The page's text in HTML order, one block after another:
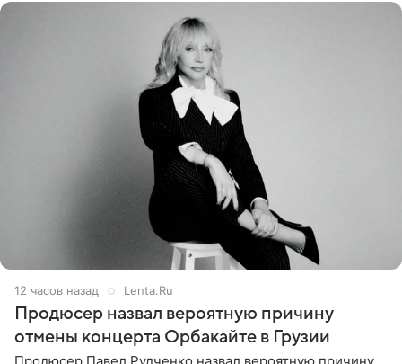
12 часов назад Lenta.Ru
Продюсер назвал вероятную причину
отмены концерта Орбакайте в Грузии